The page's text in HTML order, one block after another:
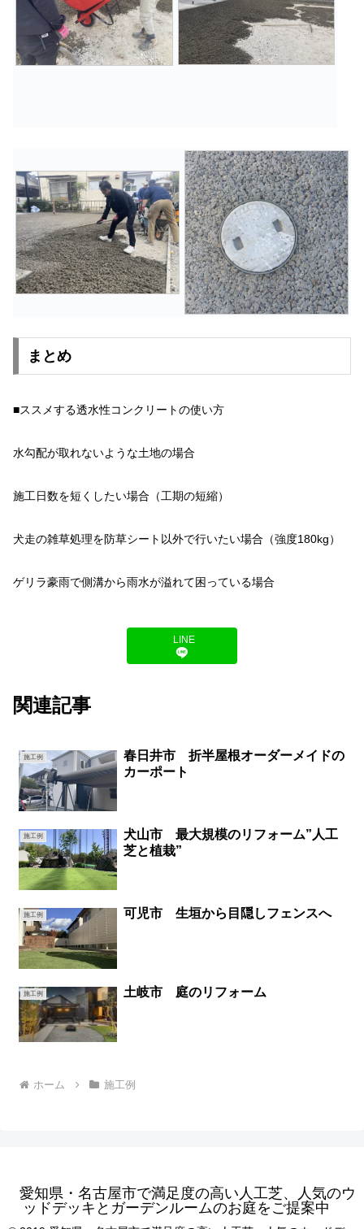
まとめ
■ススメする透水性コンクリートの使い方
水勾配が取れないような土地の場合
施工日数を短くしたい場合（工期の短縮）
犬走の雑草処理を防草シート以外で行いたい場合（強度180kg）
ゲリラ豪雨で側溝から雨水が溢れて困っている場合
LINE
関連記事
施工例
春日井市 折半屋根オーダーメイドの
カーポート
施工例
犬山市 最大規模のリフォーム”人工
芝と植栽”
施工例 可児市 生垣から目隠しフェンスへ
施工例 土岐市 庭のリフォーム
ホーム 施工例
愛知県・名古屋市で満足度の高い人工芝、人気のウ
ッドデッキとガーデンルームのお庭をご提案中